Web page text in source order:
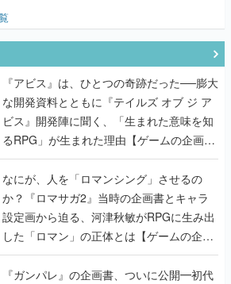
『アビス』は、ひとつの奇跡だった──膨大
な開発資料とともに『テイルズ オブ ジ ア
ビス』開発陣に聞く、「生まれた意味を知
るRPG」が生まれた理由【ゲームの企画
書】
なにが、人を「ロマンシング」させるの
か？『ロマサガ2』当時の企画書とキャラ
設定画から迫る、河津秋敏がRPGに生み出
した「ロマン」の正体とは【ゲームの企画
書】
『ガンパレ』の企画書、ついに公開━初代